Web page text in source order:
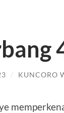
/ KUNCORO